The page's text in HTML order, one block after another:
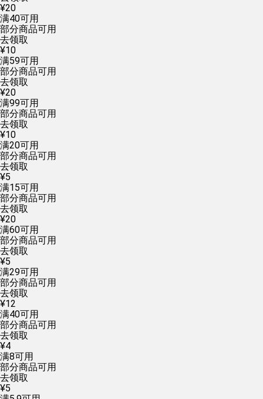
¥20
满40可用
部分商品可用
去领取
¥10
满59可用
部分商品可用
去领取
¥20
满99可用
部分商品可用
去领取
¥10
满20可用
部分商品可用
去领取
¥5
满15可用
部分商品可用
去领取
¥20
满60可用
部分商品可用
去领取
¥5
满29可用
部分商品可用
去领取
¥12
满40可用
部分商品可用
去领取
¥4
满8可用
部分商品可用
去领取
¥5